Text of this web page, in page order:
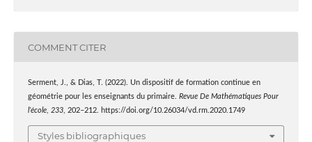
COMMENT CITER
Serment, J., & Dias, T. (2022). Un dispositif de formation continue en
géométrie pour les enseignants du primaire. Revue De Mathématiques Pour
l’école, 233, 202–212. https://doi.org/10.26034/vd.rm.2020.1749
Styles bibliographiques